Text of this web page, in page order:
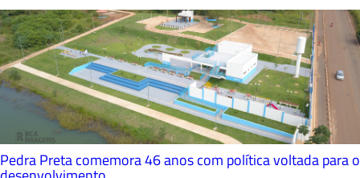
Pedra Preta comemora 46 anos com política voltada para o